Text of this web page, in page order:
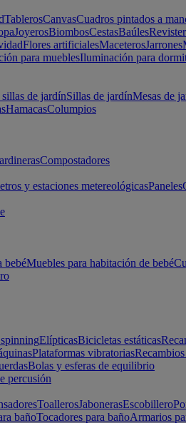
TablerosCanvasCuadros pintados a
JoyerosBiombosCestasBaúles
Flores artificialesMaceterosJarrones
para mueblesIluminación para
de jardínSillas de jardínMesas de
HamacasColumpios
Compostadores
y estaciones metereológicasPaneles
bebéMuebles para habitación de bebé
ElípticasBicicletas estáticas
Plataformas vibratorias
Bolas y esferas de equilibrio
percusión
ToallerosJabonerasEscobillero
bañoTocadores para bañoArmarios